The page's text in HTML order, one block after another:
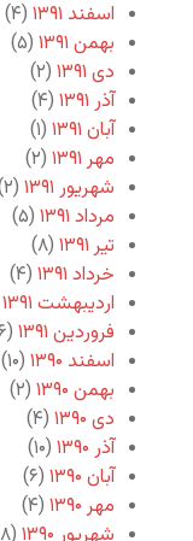
اسفند ۱۳۹۱
(۴)
بهمن ۱۳۹۱
(۵)
دی ۱۳۹۱
(۲)
آذر ۱۳۹۱
(۴)
آبان ۱۳۹۱
(۱)
مهر ۱۳۹۱
(۲)
شهریور ۱۳۹۱
(۲)
مرداد ۱۳۹۱
(۵)
تیر ۱۳۹۱
(۸)
خرداد ۱۳۹۱
(۴)
اردیبهشت ۱۳۹۱
فروردین ۱۳۹۱
(۶)
اسفند ۱۳۹۰
(۱۰)
بهمن ۱۳۹۰
(۲)
دی ۱۳۹۰
(۴)
آذر ۱۳۹۰
(۱۰)
آبان ۱۳۹۰
(۶)
مهر ۱۳۹۰
(۴)